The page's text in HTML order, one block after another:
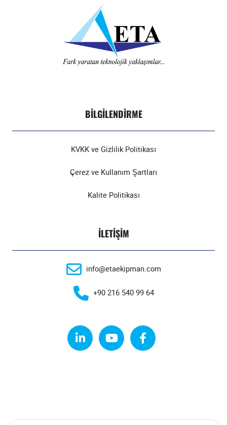
BILGILENDIRME
KVKK ve Gizlilik Politikası
Çerez ve Kullanım Şartları
Kalite Politikası
İLETIŞIM
info@etaekipman.com
+90 216 540 99 64